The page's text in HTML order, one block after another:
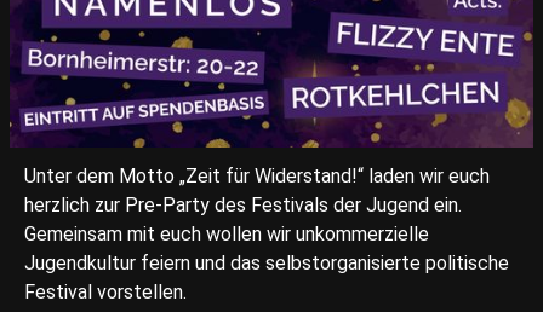
Unter dem Motto „Zeit für Widerstand!“ laden wir euch
herzlich zur Pre-Party des Festivals der Jugend ein.
Gemeinsam mit euch wollen wir unkommerzielle
Jugendkultur feiern und das selbstorganisierte politische
Festival vorstellen.